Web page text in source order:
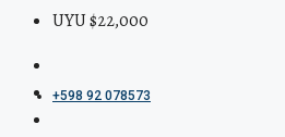
+598 92 078573
UYU $22,000